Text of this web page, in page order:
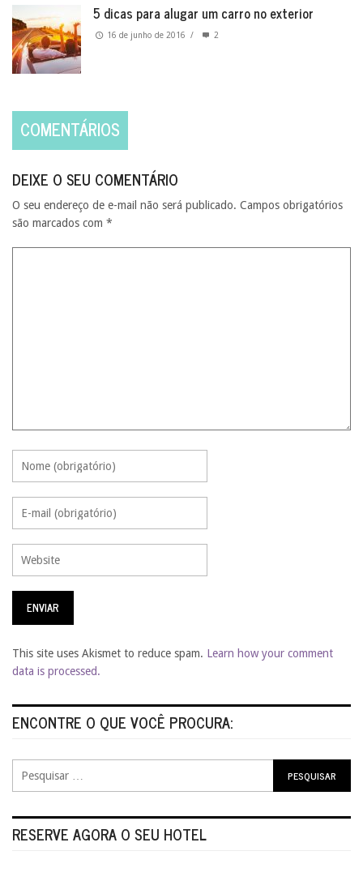
5 dicas para alugar um carro no exterior
16 de junho de 2016 / 2
COMENTÁRIOS
DEIXE O SEU COMENTÁRIO
O seu endereço de e-mail não será publicado. Campos obrigatórios
são marcados com *
This site uses Akismet to reduce spam. Learn how your comment
data is processed.
ENCONTRE O QUE VOCÊ PROCURA:
RESERVE AGORA O SEU HOTEL